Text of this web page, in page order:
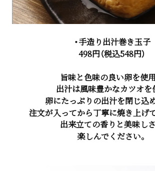
・手造り出汁巻き玉子
498円（税込548円）
旨味と色味の良い卵を使
出汁は風味豊かなカツオを
卵にたっぷりの出汁を閉じ込
注文が入ってから丁寧に焼き上げ
出来立ての香りと美味し
楽しんでください。